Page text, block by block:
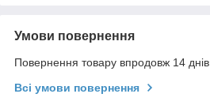
Умови повернення
Повернення товару впродовж 14
Всі умови повернення